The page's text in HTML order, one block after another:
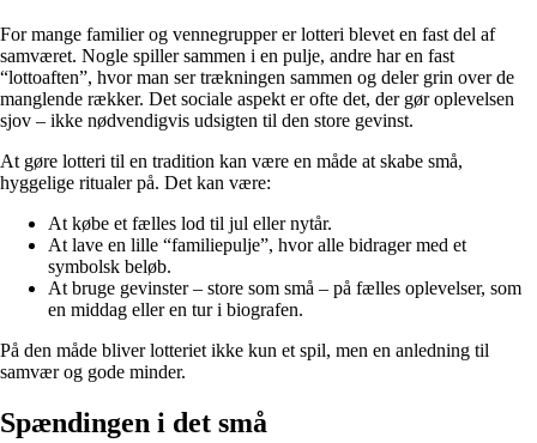
For mange familier og vennegrupper er lotteri blevet en fast del af
samværet. Nogle spiller sammen i en pulje, andre har en fast
“lottoaften”, hvor man ser trækningen sammen og deler grin over de
manglende rækker. Det sociale aspekt er ofte det, der gør oplevelsen
sjov – ikke nødvendigvis udsigten til den store gevinst.
At gøre lotteri til en tradition kan være en måde at skabe små,
hyggelige ritualer på. Det kan være:
At købe et fælles lod til jul eller nytår.
At lave en lille “familiepulje”, hvor alle bidrager med et
symbolsk beløb.
At bruge gevinster – store som små – på fælles oplevelser, som
en middag eller en tur i biografen.
På den måde bliver lotteriet ikke kun et spil, men en anledning til
samvær og gode minder.
Spændingen i det små